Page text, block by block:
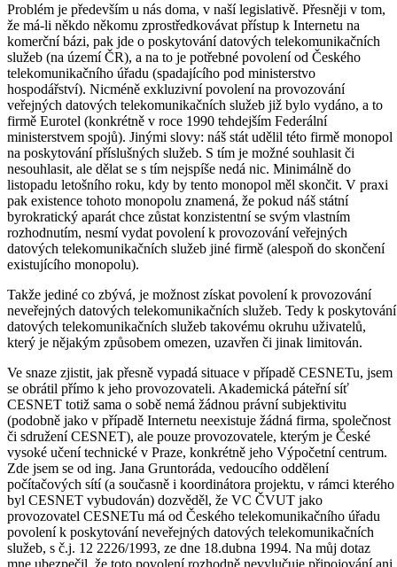
Problém je především u nás doma, v naší legislativě. Přesněji v tom,
že má-li někdo někomu zprostředkovávat přístup k Internetu na
komerční bázi, pak jde o poskytování datových telekomunikačních
služeb (na území ČR), a na to je potřebné povolení od Českého
telekomunikačního úřadu (spadajícího pod ministerstvo
hospodářství). Nicméně exkluzivní povolení na provozování
veřejných datových telekomunikačních služeb již bylo vydáno, a to
firmě Eurotel (konkrétně v roce 1990 tehdejším Federální
ministerstvem spojů). Jinými slovy: náš stát udělil této firmě monopol
na poskytování příslušných služeb. S tím je možné souhlasit či
nesouhlasit, ale dělat se s tím nejspíše nedá nic. Minimálně do
listopadu letošního roku, kdy by tento monopol měl skončit. V praxi
pak existence tohoto monopolu znamená, že pokud náš státní
byrokratický aparát chce zůstat konzistentní se svým vlastním
rozhodnutím, nesmí vydat povolení k provozování veřejných
datových telekomunikačních služeb jiné firmě (alespoň do skončení
existujícího monopolu).
Takže jediné co zbývá, je možnost získat povolení k provozování
neveřejných datových telekomunikačních služeb. Tedy k poskytování
datových telekomunikačních služeb takovému okruhu uživatelů,
který je nějakým způsobem omezen, uzavřen či jinak limitován.
Ve snaze zjistit, jak přesně vypadá situace v případě CESNETu, jsem
se obrátil přímo k jeho provozovateli. Akademická páteřní síť
CESNET totiž sama o sobě nemá žádnou právní subjektivitu
(podobně jako v případě Internetu neexistuje žádná firma, společnost
či sdružení CESNET), ale pouze provozovatele, kterým je České
vysoké učení technické v Praze, konkrétně jeho Výpočetní centrum.
Zde jsem se od ing. Jana Gruntoráda, vedoucího oddělení
počítačových sítí (a současně i koordinátora projektu, v rámci kterého
byl CESNET vybudován) dozvěděl, že VC ČVUT jako
provozovatel CESNETu má od Českého telekomunikačního úřadu
povolení k poskytování neveřejných datových telekomunikačních
služeb, s č.j. 12 2226/1993, ze dne 18.dubna 1994. Na můj dotaz
mne ubezpečil, že toto povolení rozhodně nevylučuje připojování ani